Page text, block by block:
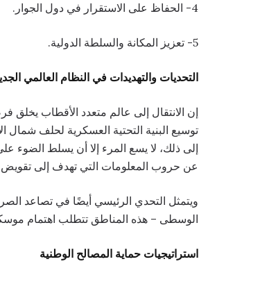
4- الحفاظ على الاستقرار في دول الجوار.
5- تعزيز المكانة والسلطة الدولية.
التحديات والتهديدات في النظام العالمي
إن الانتقال إلى عالم متعدد الأقطاب يخلق
توسيع البنية التحتية العسكرية لحلف شمال
إلى ذلك، لا يسع المرء إلا أن يسلط الضوء
عن حروب المعلومات التي تهدف إلى تقويض
ويتمثل التحدي الرئيسي أيضًا في تصاعد
الوسطى – هذه المناطق تتطلب اهتمام
استراتيجيات حماية المصالح الوطنية